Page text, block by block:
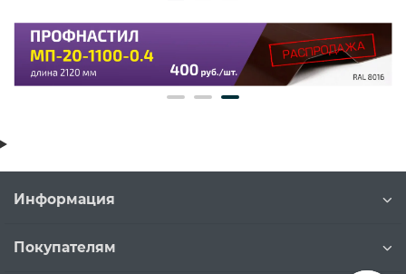
Информация
Покупателям